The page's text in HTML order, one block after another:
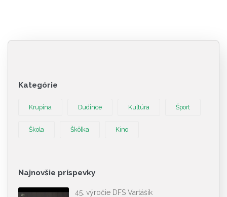
Kategórie
Krupina Dudince Kultúra Šport
Škola Škôlka Kino
Najnovšie príspevky
45. výročie DFS Vartášik